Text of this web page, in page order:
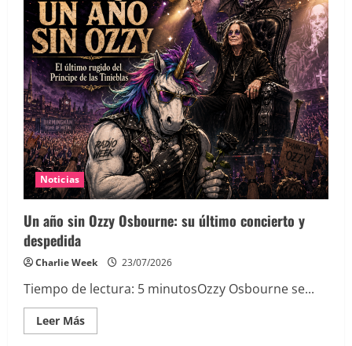
Noticias
Un año sin Ozzy Osbourne: su último concierto y
despedida
Charlie Week 23/07/2026
Tiempo de lectura: 5 minutosOzzy Osbourne se...
Leer MásLeer
más